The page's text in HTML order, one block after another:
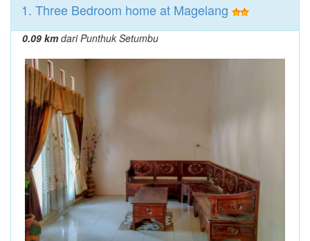
1. Three Bedroom home at Magelang
0.09 kmdari Punthuk Setumbu